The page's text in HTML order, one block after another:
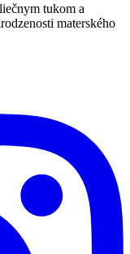
tukom a
materského